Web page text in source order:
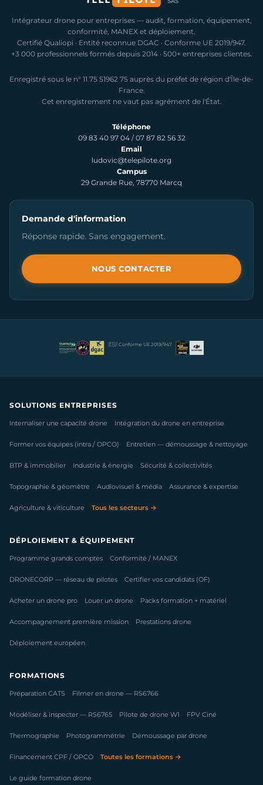
Intégrateur drone pour entreprises — audit, formation, équipement,
conformité, MANEX et déploiement.
Certifié Qualiopi · Entité reconnue DGAC · Conforme UE 2019/947.
+3 000 professionnels formés depuis 2014 · 500+ entreprises clientes.
Enregistré sous le n° 11 75 51962 75 auprès du préfet de région d'Île-de-
France.
Cet enregistrement ne vaut pas agrément de l'État.
Téléphone
09 83 40 97 04 /07 87 82 56 32
Email
ludovic@telepilote.org
Campus
29 Grande Rue, 78770 Marcq
Demande d'information
Réponse rapide. Sans engagement.
NOUS CONTACTER
🇪🇺 Conforme UE 2019/947
SOLUTIONS ENTREPRISES
Internaliser une capacité drone Intégration du drone en entreprise
Former vos équipes (intra / OPCO) Entretien — démoussage & nettoyage
BTP & immobilier Industrie & énergie Sécurité & collectivités
Topographie & géomètre Audiovisuel & média Assurance & expertise
Agriculture & viticulture Tous les secteurs →
DÉPLOIEMENT & ÉQUIPEMENT
Programme grands comptes Conformité / MANEX
DRONECORP — réseau de pilotes Certifier vos candidats (OF)
Acheter un drone pro Louer un drone Packs formation + matériel
Accompagnement première mission Prestations drone
Déploiement européen
FORMATIONS
Préparation CATS Filmer en drone — RS6766
Modéliser & inspecter — RS6765 Pilote de drone W1 FPV Ciné
Thermographie Photogrammétrie Démoussage par drone
Financement CPF / OPCO Toutes les formations →
Le guide formation drone